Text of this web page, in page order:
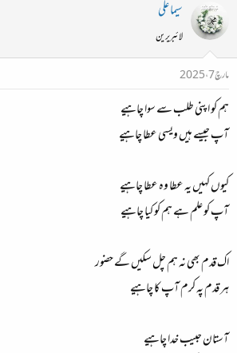
سیما علی
لائبریرین
مارچ 7، 2025
ہم کو اپنی طلب سے سوا چاہیے
آپ جیسے ہیں ویسی عطا چاہیے
کیوں کہیں یہ عطا وہ عطا چاہیے
آپ کو علم ہے ہم کو کیا چاہیے
اک قدم بھی نہ ہم چل سکیں گے حضور
ہر قدم پہ کرم آپ کا چاہیے
آستان حبیب خدا چاہیے